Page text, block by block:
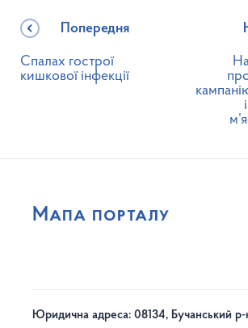
Попередня
Спалах гострої
кишкової інфекції
Мапа порталу
Юридична адреса: 08134, Бучанський